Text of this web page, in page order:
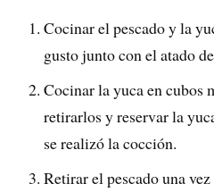
Cocinar el pescado y la
gusto junto con el atado
Cocinar la yuca en cubos
retirarlos y reservar la
se realizó la cocción.
Retirar el pescado una